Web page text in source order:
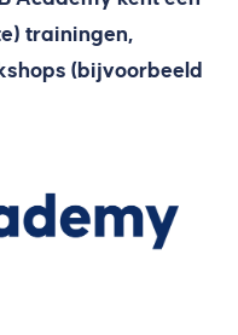
trainingen,
(bijvoorbeeld